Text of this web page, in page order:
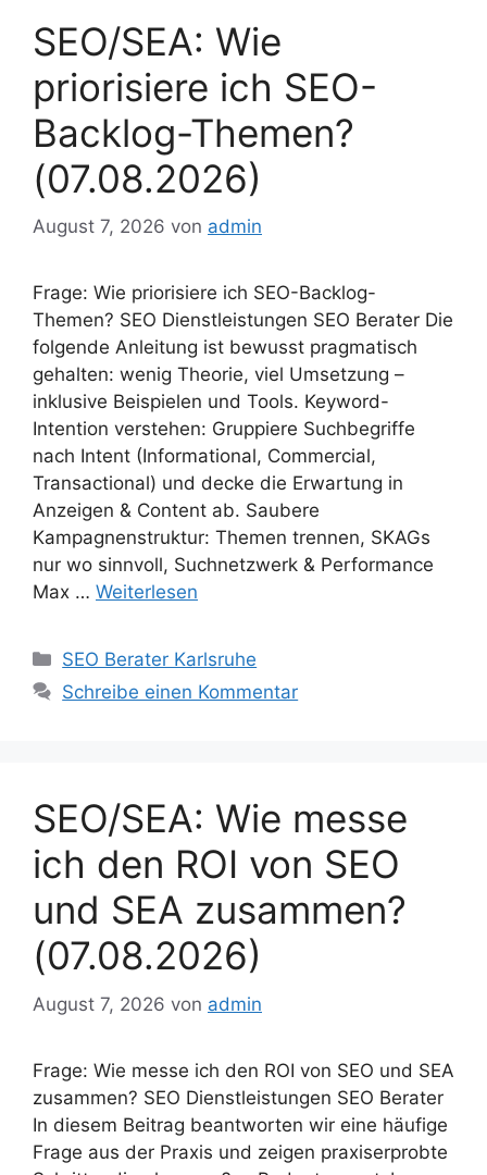
SEO/SEA: Wie
priorisiere ich SEO-
Backlog-Themen?
(07.08.2026)
August 7, 2026 von admin
Frage: Wie priorisiere ich SEO-Backlog-
Themen? SEO Dienstleistungen SEO Berater Die
folgende Anleitung ist bewusst pragmatisch
gehalten: wenig Theorie, viel Umsetzung –
inklusive Beispielen und Tools. Keyword-
Intention verstehen: Gruppiere Suchbegriffe
nach Intent (Informational, Commercial,
Transactional) und decke die Erwartung in
Anzeigen & Content ab. Saubere
Kampagnenstruktur: Themen trennen, SKAGs
nur wo sinnvoll, Suchnetzwerk & Performance
Max … Weiterlesen
Kategorien
SEO Berater Karlsruhe
Schreibe einen Kommentar
SEO/SEA: Wie messe
ich den ROI von SEO
und SEA zusammen?
(07.08.2026)
August 7, 2026 von admin
Frage: Wie messe ich den ROI von SEO und SEA
zusammen? SEO Dienstleistungen SEO Berater
In diesem Beitrag beantworten wir eine häufige
Frage aus der Praxis und zeigen praxiserprobte